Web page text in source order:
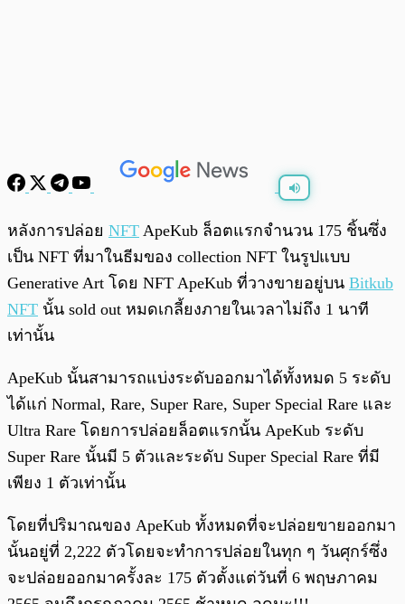
พร้อมเล่น 0:00
หลังการปล่อย NFT ApeKub ล็อตแรกจำนวน 175 ชิ้นซึ่ง
เป็น NFT ที่มาในธีมของ collection NFT ในรูปแบบ
Generative Art โดย NFT ApeKub ที่วางขายอยู่บน Bitkub
NFT นั้น sold out หมดเกลี้ยงภายในเวลาไม่ถึง 1 นาที
เท่านั้น
ApeKub นั้นสามารถแบ่งระดับออกมาได้ทั้งหมด 5 ระดับ
ได้แก่ Normal, Rare, Super Rare, Super Special Rare และ
Ultra Rare โดยการปล่อยล็อตแรกนั้น ApeKub ระดับ
Super Rare นั้นมี 5 ตัวและระดับ Super Special Rare ที่มี
เพียง 1 ตัวเท่านั้น
โดยที่ปริมาณของ ApeKub ทั้งหมดที่จะปล่อยขายออกมา
นั้นอยู่ที่ 2,222 ตัวโดยจะทำการปล่อยในทุก ๆ วันศุกร์ซึ่ง
จะปล่อยออกมาครั้งละ 175 ตัวตั้งแต่วันที่ 6 พฤษภาคม